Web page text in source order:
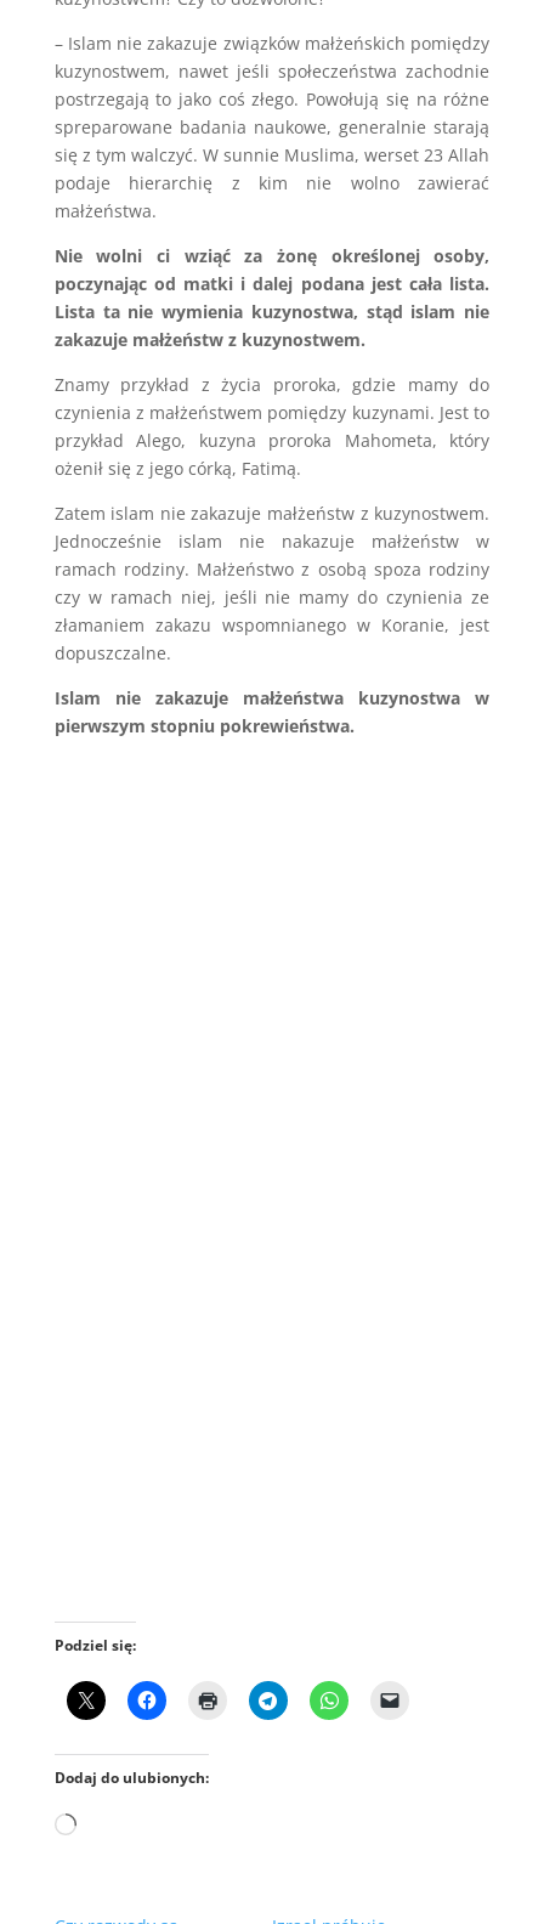
– Islam nie zakazuje związków małżeńskich pomiędzy
kuzynostwem, nawet jeśli społeczeństwa zachodnie
postrzegają to jako coś złego. Powołują się na różne
spreparowane badania naukowe, generalnie starają
się z tym walczyć. W sunnie Muslima, werset 23 Allah
podaje hierarchię z kim nie wolno zawierać
małżeństwa.
Nie wolni ci wziąć za żonę określonej osoby,
poczynając od matki i dalej podana jest cała lista.
Lista ta nie wymienia kuzynostwa, stąd islam nie
zakazuje małżeństw z kuzynostwem.
Znamy przykład z życia proroka, gdzie mamy do
czynienia z małżeństwem pomiędzy kuzynami. Jest to
przykład Alego, kuzyna proroka Mahometa, który
ożenił się z jego córką, Fatimą.
Zatem islam nie zakazuje małżeństw z kuzynostwem.
Jednocześnie islam nie nakazuje małżeństw w
ramach rodziny. Małżeństwo z osobą spoza rodziny
czy w ramach niej, jeśli nie mamy do czynienia ze
złamaniem zakazu wspomnianego w Koranie, jest
dopuszczalne.
Islam nie zakazuje małżeństwa kuzynostwa w
pierwszym stopniu pokrewieństwa.
Podziel się:
Dodaj do ulubionych:
Wczytywanie…